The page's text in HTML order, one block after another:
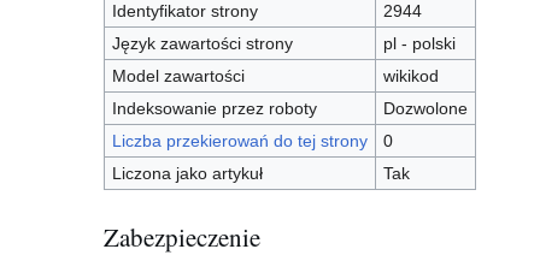
Identyfikator strony
2944
Język zawartości strony
pl - polski
Model zawartości
wikikod
Indeksowanie przez roboty
Dozwolone
Liczba przekierowań do tej strony
0
Liczona jako artykuł
Tak
Zabezpieczenie